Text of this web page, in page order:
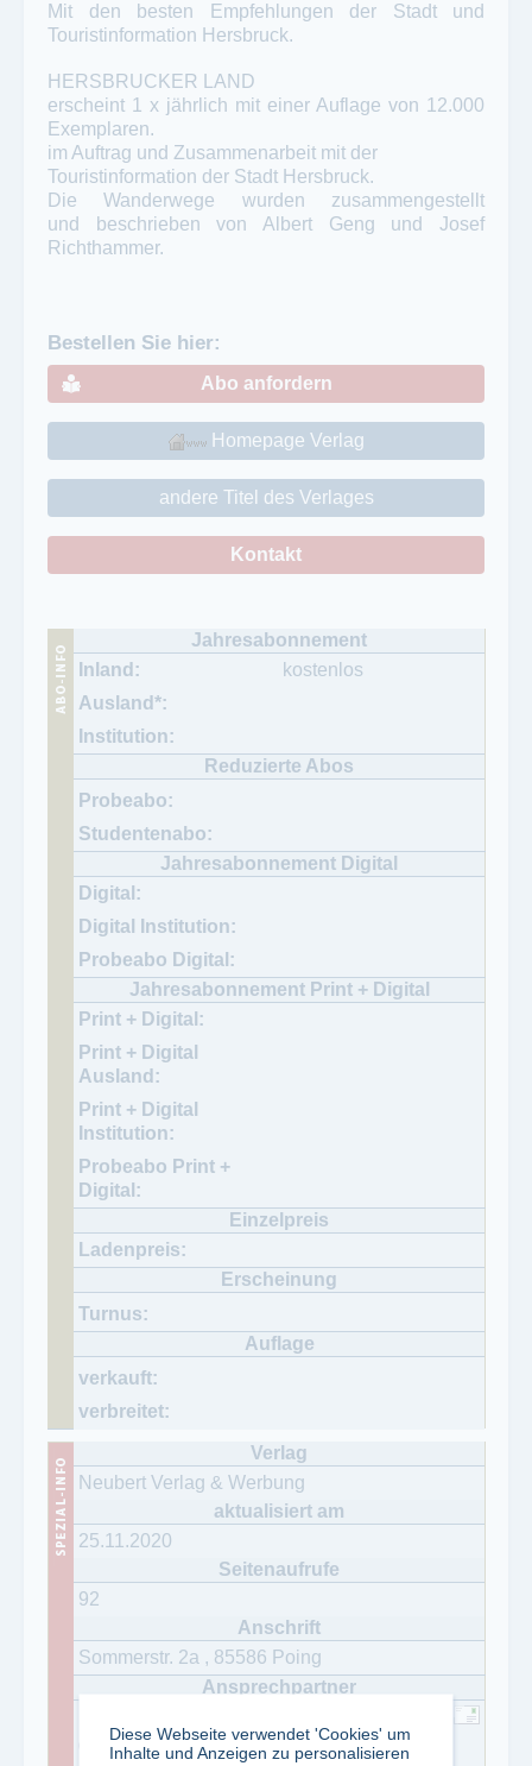
Mit den besten Empfehlungen der Stadt und
Touristinformation Hersbruck.
HERSBRUCKER LAND
erscheint 1 x jährlich mit einer Auflage von 12.000
Exemplaren.
im Auftrag und Zusammenarbeit mit der
Touristinformation der Stadt Hersbruck.
Die Wanderwege wurden zusammengestellt
und beschrieben von Albert Geng und Josef
Richthammer.
Bestellen Sie hier:
Abo anfordern
Homepage Verlag
andere Titel des Verlages
Kontakt
kostenlos
Neubert Verlag & Werbung
25.11.2020
92
Sommerstr. 2a , 85586 Poing
08121/778440
Diese Webseite verwendet 'Cookies' um
Inhalte und Anzeigen zu personalisieren